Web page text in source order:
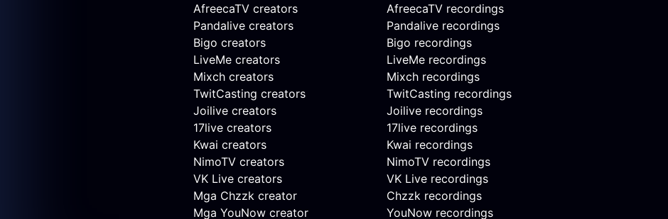
AfreecaTV creators
Pandalive creators
Bigo creators
LiveMe creators
Mixch creators
TwitCasting creators
Joilive creators
17live creators
Kwai creators
NimoTV creators
VK Live creators
Mga Chzzk creator
Mga YouNow creator
AfreecaTV recordings
Pandalive recordings
Bigo recordings
LiveMe recordings
Mixch recordings
TwitCasting recordings
Joilive recordings
17live recordings
Kwai recordings
NimoTV recordings
VK Live recordings
Chzzk recordings
YouNow recordings